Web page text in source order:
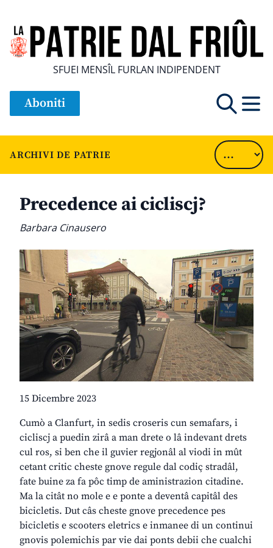
SFUEI MENSÎL FURLAN INDIPENDENT
Aboniti
ARCHIVI DE PATRIE
Precedence ai cicliscj?
Barbara Cinausero
15 Dicembre 2023
Cumò a Clanfurt, in sedis croseris cun semafars, i
cicliscj a puedin zirâ a man drete o lâ indevant drets
cul ros, si ben che il guvier regjonâl al viodi in mût
cetant critic cheste gnove regule dal codiç stradâl,
fate buine za fa pôc timp de aministrazion citadine.
Ma la citât no mole e e ponte a deventâ capitâl des
bicicletis. Dut câs cheste gnove precedence pes
bicicletis e scooters eletrics e inmanee di un continui
gnovis polemichis par vie dai ponts debii che cualchi